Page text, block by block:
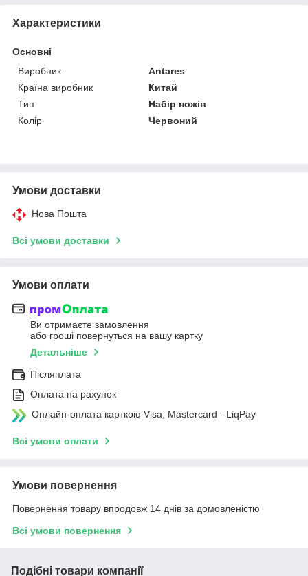
Характеристики
Основні
Виробник
Antares
Країна виробник
Китай
Тип
Набір ножів
Колір
Червоний
Умови доставки
Нова Пошта
Всі умови доставки
Умови оплати
Ви отримаєте замовлення
або гроші повернуться на вашу картку
Детальніше
Післяплата
Оплата на рахунок
Онлайн-оплата карткою Visa, Mastercard - LiqPay
Всі умови оплати
Умови повернення
Повернення товару впродовж 14 днів за домовленістю
Всі умови повернення
Подібні товари компанії